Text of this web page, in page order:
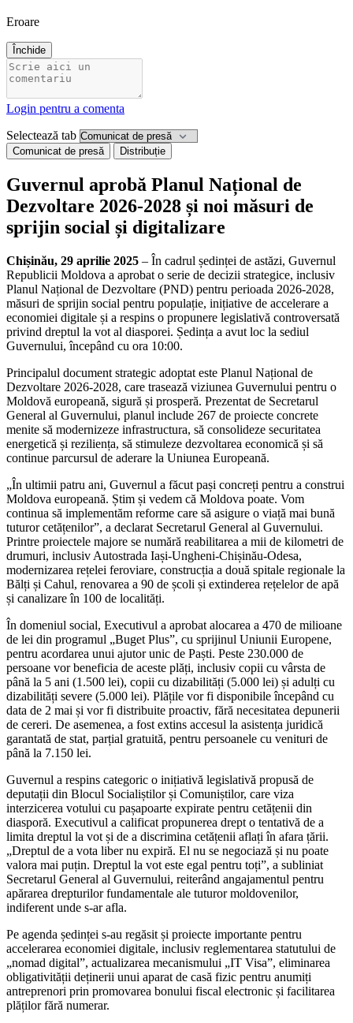
Eroare
Închide
Login pentru a comenta
Selectează tab
Comunicat de presă Distribuție
Guvernul aprobă Planul Național de
Dezvoltare 2026-2028 și noi măsuri de
sprijin social și digitalizare
Chișinău, 29 aprilie 2025 – În cadrul ședinței de astăzi, Guvernul
Republicii Moldova a aprobat o serie de decizii strategice, inclusiv
Planul Național de Dezvoltare (PND) pentru perioada 2026-2028,
măsuri de sprijin social pentru populație, inițiative de accelerare a
economiei digitale și a respins o propunere legislativă controversată
privind dreptul la vot al diasporei. Ședința a avut loc la sediul
Guvernului, începând cu ora 10:00.
Principalul document strategic adoptat este Planul Național de
Dezvoltare 2026-2028, care trasează viziunea Guvernului pentru o
Moldovă europeană, sigură și prosperă. Prezentat de Secretarul
General al Guvernului, planul include 267 de proiecte concrete
menite să modernizeze infrastructura, să consolideze securitatea
energetică și reziliența, să stimuleze dezvoltarea economică și să
continue parcursul de aderare la Uniunea Europeană.
„În ultimii patru ani, Guvernul a făcut pași concreți pentru a construi
Moldova europeană. Știm și vedem că Moldova poate. Vom
continua să implementăm reforme care să asigure o viață mai bună
tuturor cetățenilor”, a declarat Secretarul General al Guvernului.
Printre proiectele majore se numără reabilitarea a mii de kilometri de
drumuri, inclusiv Autostrada Iași-Ungheni-Chișinău-Odesa,
modernizarea rețelei feroviare, construcția a două spitale regionale la
Bălți și Cahul, renovarea a 90 de școli și extinderea rețelelor de apă
și canalizare în 100 de localități.
În domeniul social, Executivul a aprobat alocarea a 470 de milioane
de lei din programul „Buget Plus”, cu sprijinul Uniunii Europene,
pentru acordarea unui ajutor unic de Paști. Peste 230.000 de
persoane vor beneficia de aceste plăți, inclusiv copii cu vârsta de
până la 5 ani (1.500 lei), copii cu dizabilități (5.000 lei) și adulți cu
dizabilități severe (5.000 lei). Plățile vor fi disponibile începând cu
data de 2 mai și vor fi distribuite proactiv, fără necesitatea depunerii
de cereri. De asemenea, a fost extins accesul la asistența juridică
garantată de stat, parțial gratuită, pentru persoanele cu venituri de
până la 7.150 lei.
Guvernul a respins categoric o inițiativă legislativă propusă de
deputații din Blocul Socialiștilor și Comuniștilor, care viza
interzicerea votului cu pașapoarte expirate pentru cetățenii din
diasporă. Executivul a calificat propunerea drept o tentativă de a
limita dreptul la vot și de a discrimina cetățenii aflați în afara țării.
„Dreptul de a vota liber nu expiră. El nu se negociază și nu poate
valora mai puțin. Dreptul la vot este egal pentru toți”, a subliniat
Secretarul General al Guvernului, reiterând angajamentul pentru
apărarea drepturilor fundamentale ale tuturor moldovenilor,
indiferent unde s-ar afla.
Pe agenda ședinței s-au regăsit și proiecte importante pentru
accelerarea economiei digitale, inclusiv reglementarea statutului de
„nomad digital”, actualizarea mecanismului „IT Visa”, eliminarea
obligativității deținerii unui aparat de casă fizic pentru anumiți
antreprenori prin promovarea bonului fiscal electronic și facilitarea
plăților fără numerar.